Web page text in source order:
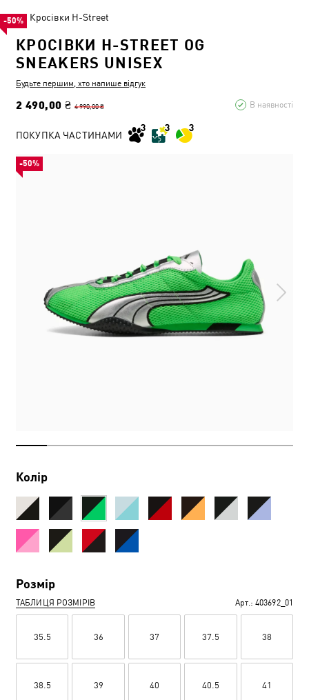
Кросівки H-Street
КРОСІВКИ H-STREET OG
SNEAKERS UNISEX
Будьте першим, хто напише відгук
2 490,00 ₴ 4 990,00 ₴ В наявності
-50%
ПОКУПКА ЧАСТИНАМИ
Колір
Розмір
ТАБЛИЦЯ РОЗМІРІВ Арт.: 403692_01
35.5 36 37 37.5 38
38.5 39 40 40.5 41
-50%